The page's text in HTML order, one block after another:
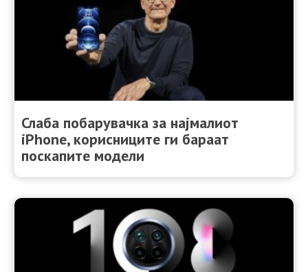
Слаба побарувачка за најмалиот
iPhone, корисниците ги бараат
поскапите модели